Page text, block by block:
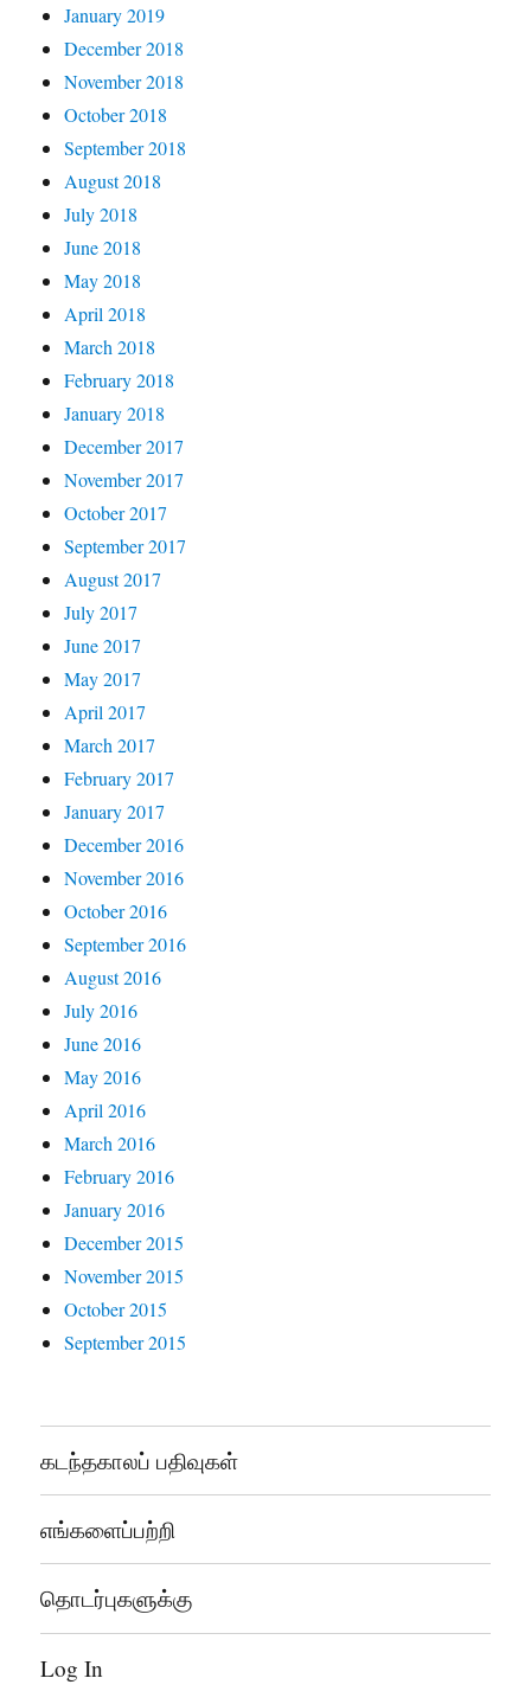
January 2019
December 2018
November 2018
October 2018
September 2018
August 2018
July 2018
June 2018
May 2018
April 2018
March 2018
February 2018
January 2018
December 2017
November 2017
October 2017
September 2017
August 2017
July 2017
June 2017
May 2017
April 2017
March 2017
February 2017
January 2017
December 2016
November 2016
October 2016
September 2016
August 2016
July 2016
June 2016
May 2016
April 2016
March 2016
February 2016
January 2016
December 2015
November 2015
October 2015
September 2015
கடந்தகாலப் பதிவுகள்
எங்களைப்பற்றி
தொடர்புகளுக்கு
Log In